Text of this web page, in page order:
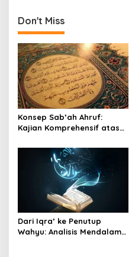
o
n
Don't Miss
Konsep Sab’ah Ahruf:
Kajian Komprehensif atas
Tujuh Huruf
Dari Iqra’ ke Penutup
Wahyu: Analisis Mendalam